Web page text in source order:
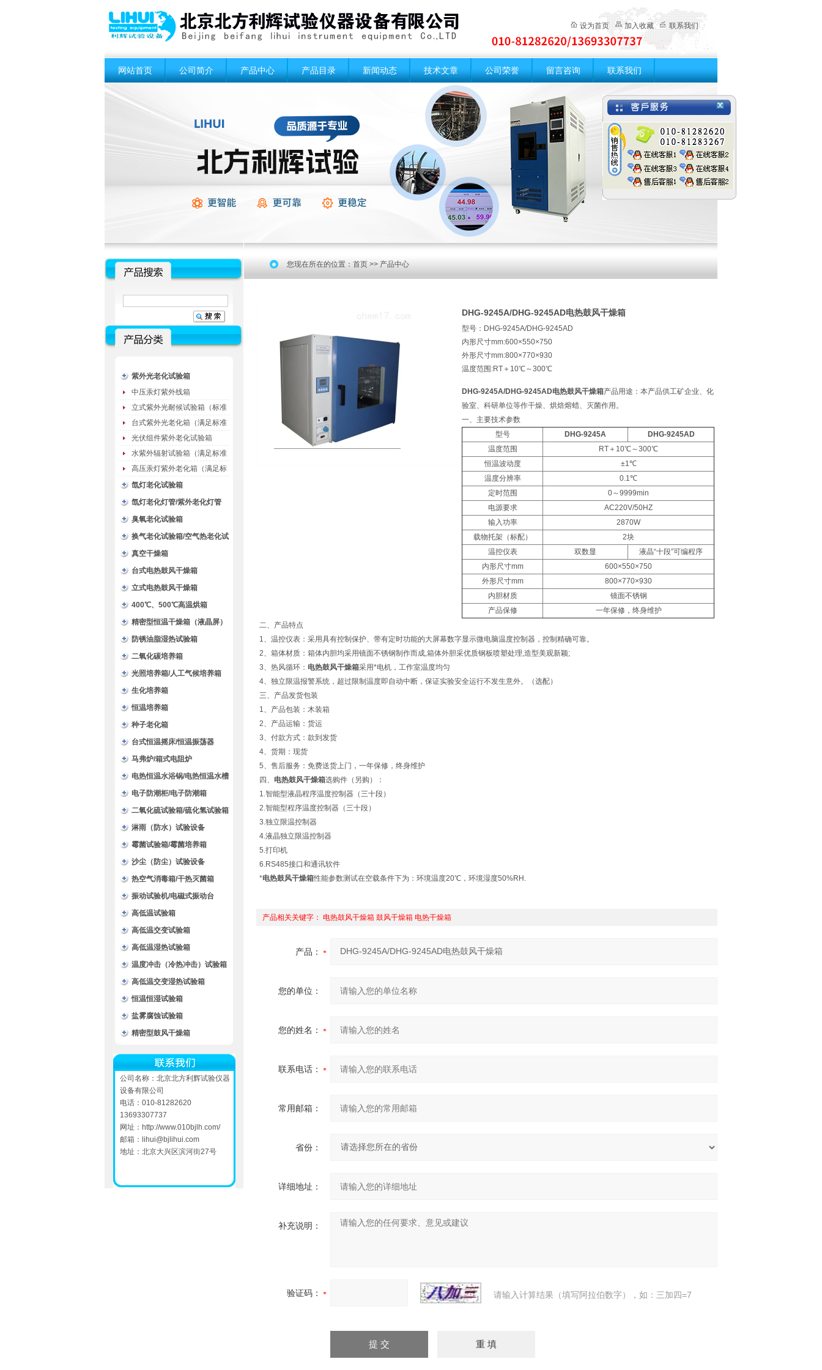
设为首页 加入收藏 联系我们
网站首页 公司简介 产品中心 产品目录 新闻动态 技术文章 公司荣誉 留言咨询 联系我们
紫外光老化试验箱
中压汞灯紫外线箱
立式紫外光耐候试验箱（标准
型）
台式紫外光老化箱（满足标准
GB/T16776）
光伏组件紫外老化试验箱
水紫外辐射试验箱（满足标准
JC485-1992）
高压汞灯紫外老化箱（满足标
准GB/T16777）
氙灯老化试验箱
氙灯老化灯管/紫外老化灯管
（耗材）
臭氧老化试验箱
换气老化试验箱/空气热老化试
验箱
真空干燥箱
台式电热鼓风干燥箱
立式电热鼓风干燥箱
400℃、500℃高温烘箱
精密型恒温干燥箱（液晶屏）
防锈油脂湿热试验箱
二氧化碳培养箱
光照培养箱/人工气候培养箱
生化培养箱
恒温培养箱
种子老化箱
台式恒温摇床/恒温振荡器
马弗炉/箱式电阻炉
电热恒温水浴锅/电热恒温水槽
电子防潮柜/电子防潮箱
二氧化硫试验箱/硫化氢试验箱
淋雨（防水）试验设备
霉菌试验箱/霉菌培养箱
沙尘（防尘）试验设备
热空气消毒箱/干热灭菌箱
振动试验机/电磁式振动台
高低温试验箱
高低温交变试验箱
高低温湿热试验箱
温度冲击（冷热冲击）试验箱
高低温交变湿热试验箱
恒温恒湿试验箱
盐雾腐蚀试验箱
精密型鼓风干燥箱
公司名称：北京北方利辉试验仪器
设备有限公司
电话：010-81282620
13693307737
网址： http://www.010bjlh.com/
邮箱： lihui@bjlihui.com
地址：北京大兴区滨河街27号
您现在所在的位置： 首页 >> 产品中心
DHG-9245A/DHG-9245AD电热鼓风干燥箱
型号：DHG-9245A/DHG-9245AD
内形尺寸mm:600×550×750
外形尺寸mm:800×770×930
温度范围:RT＋10℃～300℃
DHG-9245A/DHG-9245AD电热鼓风干燥箱产品用途：本产品供工矿企业、化
验室、科研单位等作干燥、烘焙熔蜡、灭菌作用。
一、主要技术参数
型号
DHG-9245A
DHG-9245AD
温度范围
RT＋10℃～300℃
恒温波动度
±1℃
温度分辨率
0.1℃
定时范围
0～9999min
电源要求
AC220V/50HZ
输入功率
2870W
载物托架（标配）
2块
温控仪表
双数显
液晶“十段”可编程序
内形尺寸mm
600×550×750
外形尺寸mm
800×770×930
内胆材质
镜面不锈钢
产品保修
一年保修，终身维护
二、产品特点
1、温控仪表：采用具有控制保护、带有定时功能的大屏幕数字显示微电脑温度控制器，控制精确可靠。
2、箱体材质：箱体内胆均采用镜面不锈钢制作而成,箱体外胆采优质钢板喷塑处理,造型美观新颖;
3、热风循环： 电热鼓风干燥箱采用*电机，工作室温度均匀
4、独立限温报警系统，超过限制温度即自动中断，保证实验安全运行不发生意外。（选配）
三、产品发货包装
1、产品包装：木装箱
2、产品运输：货运
3、付款方式：款到发货
4、货期：现货
5、售后服务：免费送货上门，一年保修，终身维护
四、 电热鼓风干燥箱选购件（另购）：
1.智能型液晶程序温度控制器（三十段）
2.智能型程序温度控制器（三十段）
3.独立限温控制器
4.液晶独立限温控制器
5.打印机
6.RS485接口和通讯软件
*电热鼓风干燥箱性能参数测试在空载条件下为：环境温度20℃，环境湿度50%RH.
产品相关关键字： 电热鼓风干燥箱 鼓风干燥箱 电热干燥箱
产品：
您的单位：
您的姓名：
联系电话：
常用邮箱：
省份：
详细地址：
补充说明：
验证码： 请输入计算结果（填写阿拉伯数字），如：三加四=7